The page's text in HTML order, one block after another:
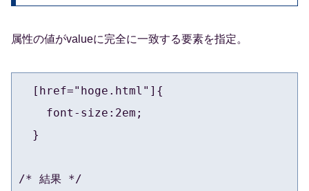
属性の値がvalueに完全に一致する要素を指定。
  [href="hoge.html"]{
    font-size:2em;
  }
/* 結果 */